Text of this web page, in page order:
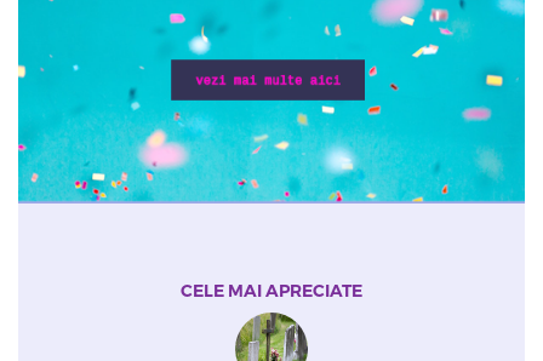
CELE MAI APRECIATE